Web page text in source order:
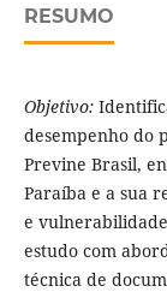
RESUMO
Objetivo:
desempenho do
Previne Brasil,
Paraíba e a sua
e
estudo com
técnica de